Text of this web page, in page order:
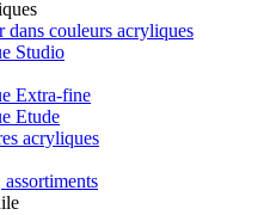
dans couleurs acryliques
Studio
Extra-fine
Etude
acryliques